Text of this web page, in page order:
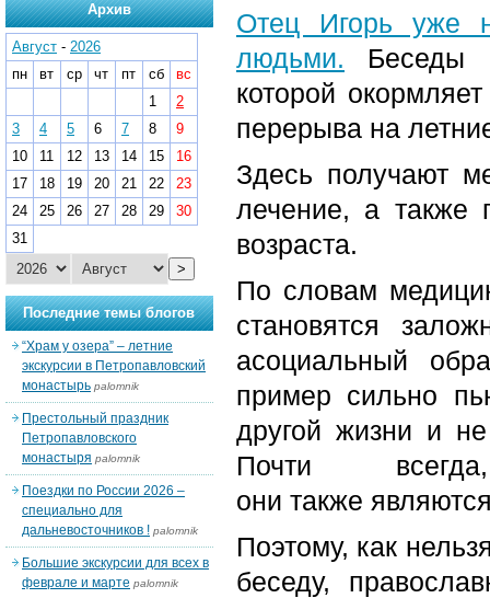
Отец Игорь уже
людьми. Беседы
которой
перерыва на
Здесь получают
лечение, а также
возраста.
По словам
становятся
асоциальный
пример сильно
другой жизни и
Почти
они также
Поэтому, как
беседу,
Архив
Август - 2026
пн
вт ср чт пт сб
вс
1
2
3
4 5 6 7 8
9
10
11 12 13 14 15
16
17
18 19 20 21 22
23
24
25 26 27 28 29
30
31
>
Последние темы блогов
“Храм у озера” – летние
экскурсии в Петропавловский
монастырь palomnik
Престольный праздник
Петропавловского
монастыря palomnik
Поездки по России 2026 –
специально для
дальневосточников ! palomnik
Большие экскурсии для всех в
феврале и марте palomnik